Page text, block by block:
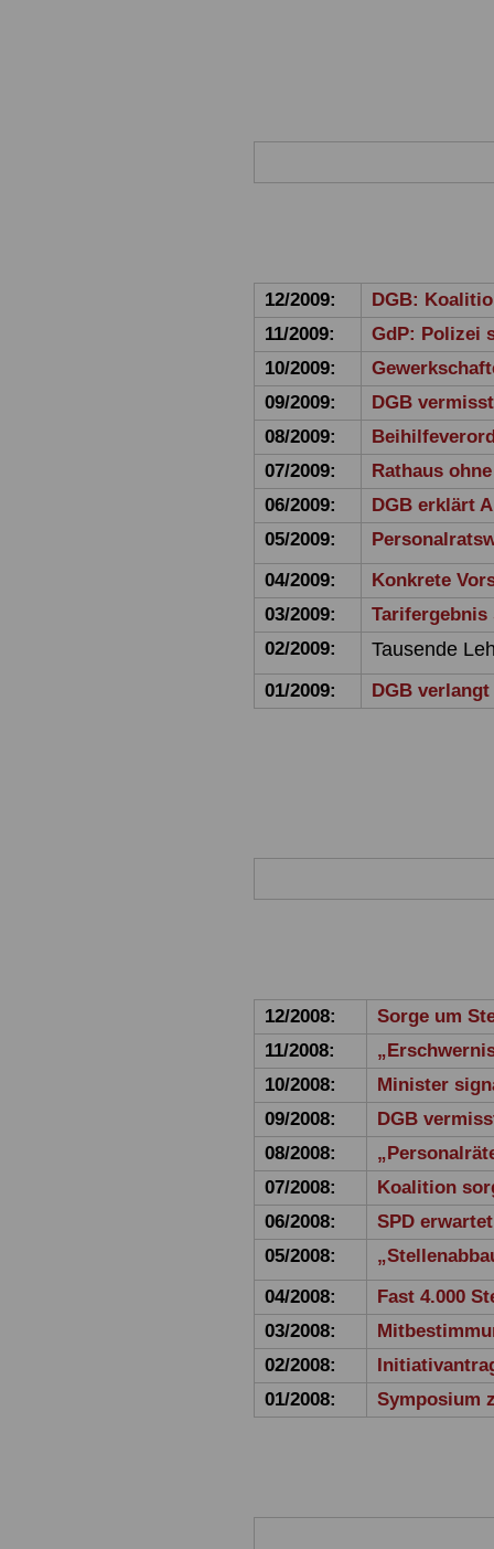
12/2009:
DGB:
11/2009:
GdP: Polizei
10/2009:
09/2009:
DGB
08/2009:
07/2009:
Rathaus
06/2009:
DGB erklärt
05/2009:
04/2009:
Konkrete
03/2009:
Tarifergebnis
02/2009:
Tausende
01/2009: DGB
12/2008:
Sorge um
11/2008:
10/2008:
Minister
09/2008:
DGB
08/2008:
07/2008:
Koalition
06/2008:
SPD
05/2008:
04/2008:
Fast 4.000
03/2008:
02/2008:
01/2008:
Symposium